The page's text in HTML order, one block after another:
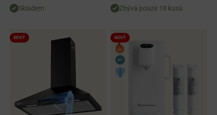
Skladem Zbývá pouze 18 kusů
NOVÝ NOVÝ